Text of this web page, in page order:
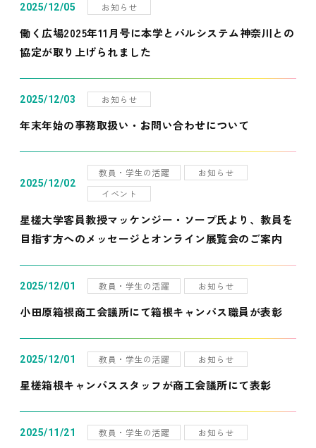
2025/12/05 お知らせ
働く広場2025年11月号に本学とパルシステム神奈川との
協定が取り上げられました
2025/12/03 お知らせ
年末年始の事務取扱い・お問い合わせについて
2025/12/02
教員・学生の活躍
お知らせ
イベント
星槎大学客員教授マッケンジー・ソープ氏より、教員を
目指す方へのメッセージとオンライン展覧会のご案内
2025/12/01 教員・学生の活躍 お知らせ
小田原箱根商工会議所にて箱根キャンパス職員が表彰
2025/12/01 教員・学生の活躍 お知らせ
星槎箱根キャンパススタッフが商工会議所にて表彰
2025/11/21 教員・学生の活躍 お知らせ